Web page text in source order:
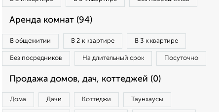
Аренда комнат (94)
В общежитии В 2‑к квартире В 3‑к квартире
Без посредников На длительный срок Посуточно
Продажа домов, дач, коттеджей (0)
Дома Дачи Коттеджи Таунхаусы